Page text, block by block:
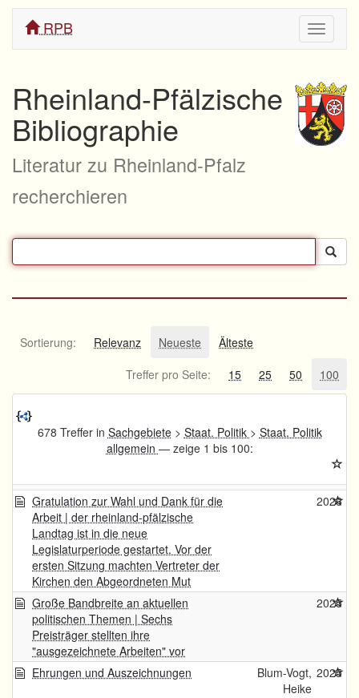
ein/
RPB
Rheinland-Pfälzische
Bibliographie
Literatur zu Rheinland-Pfalz
recherchieren
Sortierung: Relevanz Neueste
Älteste
Treffer pro Seite:
15 25 50 100
678 Treffer in Sachgebiete> Staat. Politik > Staat. Politik
allgemein — zeige 1 bis 100:
Gratulation zur Wahl und Dank für die
Arbeit | der rheinland-pfälzische
Landtag ist in die neue
Legislaturperiode gestartet. Vor der
ersten Sitzung machten Vertreter der
Kirchen den Abgeordneten Mut
2026
Große Bandbreite an aktuellen
politischen Themen | Sechs
Preisträger stellten ihre
"ausgezeichnete Arbeiten" vor
2025
Ehrungen und Auszeichnungen
Blum-Vogt,
Heike
2025